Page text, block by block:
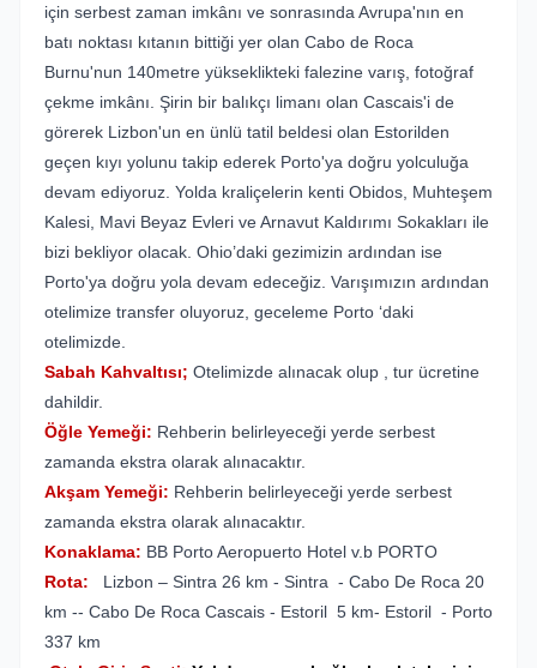
için serbest zaman imkânı ve sonrasında Avrupa'nın en
batı noktası kıtanın bittiği yer olan Cabo de Roca
Burnu'nun 140metre yükseklikteki falezine varış, fotoğraf
çekme imkânı. Şirin bir balıkçı limanı olan Cascais'i de
görerek Lizbon'un en ünlü tatil beldesi olan Estorilden
geçen kıyı yolunu takip ederek Porto'ya doğru yolculuğa
devam ediyoruz. Yolda kraliçelerin kenti Obidos, Muhteşem
Kalesi, Mavi Beyaz Evleri ve Arnavut Kaldırımı Sokakları ile
bizi bekliyor olacak. Ohio’daki gezimizin ardından ise
Porto'ya doğru yola devam edeceğiz. Varışımızın ardından
otelimize transfer oluyoruz, geceleme Porto ‘daki
otelimizde.
Sabah Kahvaltısı; Otelimizde alınacak olup , tur ücretine
dahildir.
Öğle Yemeği: Rehberin belirleyeceği yerde serbest
zamanda ekstra olarak alınacaktır.
Akşam Yemeği: Rehberin belirleyeceği yerde serbest
zamanda ekstra olarak alınacaktır.
Konaklama: BB Porto Aeropuerto Hotel v.b PORTO
Rota:
Lizbon – Sintra 26 km - Sintra - Cabo De Roca 20
km -- Cabo De Roca Cascais - Estoril 5 km- Estoril - Porto
337 km